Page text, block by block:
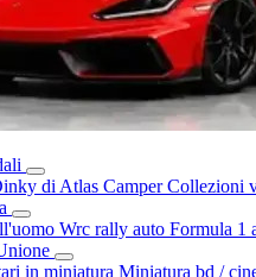
di Atlas CamperCollezioni
Wrc rally auto Formula 1
in miniatura Miniatura bd /